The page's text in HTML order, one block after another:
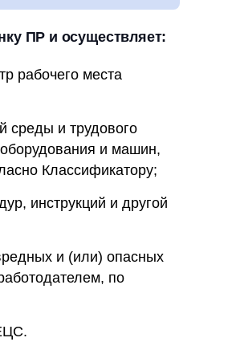
ПР и осуществляет:
рабочего места
среды и трудового
и машин,
Классификатору;
инструкций и другой
и (или) опасных
по